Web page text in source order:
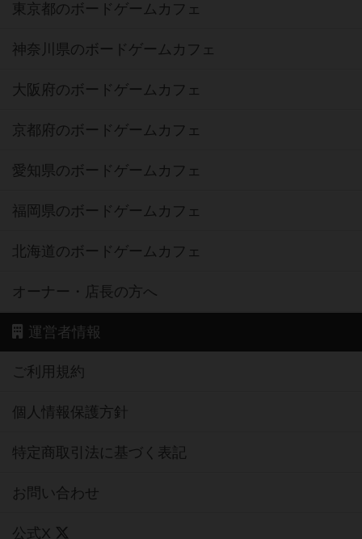
東京都のボードゲームカフェ
神奈川県のボードゲームカフェ
大阪府のボードゲームカフェ
京都府のボードゲームカフェ
愛知県のボードゲームカフェ
福岡県のボードゲームカフェ
北海道のボードゲームカフェ
オーナー・店長の方へ
運営者情報
ご利用規約
個人情報保護方針
特定商取引法に基づく表記
お問い合わせ
公式X